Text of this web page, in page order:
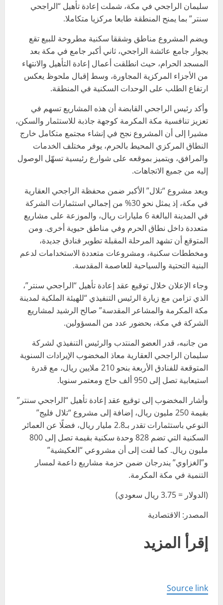
سليمان الراجحي في مكة، شملت إعادة تأهيل “الراجحي
سنتر” بما يمنح المنطقة طابعا مركزيا متكاملا.
ويضم المشروع مناطق وشققا سكنية مطروحة للبيع تقع
بجوار جامع عائشة الراجحي، ثاني أكبر جامع في مكة بعد
المسجد الحرام، حيث انطلقت أعمال إعادة التأهيل والانتهاء
من الأجزاء المركزية المجاورة، وسط إقبال ملحوظ يعكس
ارتفاع الطلب على الوحدات السكنية في المنطقة.
وأكد رئيس الراجحي القابضة أن هذه المشاريع تسهم في
تعزيز تنافسية مكة المكرمة كوجهة جاذبة للاستثمار والسكن،
مشيرا إلى أن المشروع نجح في إنشاء مجتمع متكامل خارج
النطاق المركزي المحيط بالحرم، يوفر مختلف الخدمات
والمرافق، ويتميز بموقعه على شوارع رئيسية تسهّل الوصول
إليه من جميع الاتجاهات.
ويعد مشروع “تلال” الأكبر ضمن محفظة الراجحي العقارية
في مكة، إذ يمثل نحو 30% من إجمالي استثمارات الشركة
في المدينة البالغة 6 مليارات ريال، والموزعة على مشاريع
متعددة داخل نطاق الحرم وفي مناطق حيوية أخرى. ومن
المتوقع أن تشهد المرحلة المقبلة تطوير فنادق جديدة،
ومخططات سكنية، ومشروعات متعددة الاستخدامات لدعم
البنية التحتية والسياحية للعاصمة المقدسة.
وجاء الإعلان خلال توقيع عقد إعادة تأهيل “الراجحي سنتر”،
الذي تزامن مع زيارة الرئيس التنفيذي “للهيئة الملكية لمدينة
مكة المكرمة والمشاعر المقدسة” صالح الرشيد لمشاريع
الشركة في مكة، بحضور عدد من المسؤولين.
من جانبه، قدر العضو المنتدب والرئيس التنفيذي لشركة
سليمان الراجحي العقارية معاذ المخضوب الإيرادات السنوية
المتوقعة للفنادق الأربعة بنحو 210 ملايين ريال، مع قدرة
استيعابية تصل إلى 950 ألف حاج ومعتمر سنويا.
وأشار المخضوب إلى توقيع عقد إعادة تأهيل “الراجحي سنتر”
بقيمة 250 مليون ريال، إضافة إلى مشروع “تلال فليج”
النوعي باستثمارات تقدر بـ2.8 مليار ريال، فضلًا عن العمائر
السكنية التي تضم 828 وحدة سكنية بقيمة تصل إلى 800
مليون ريال. كما لفت إلى أن مشروعي “العكيشية”
و”الغزاوي” يندرجان ضمن حزمة مشاريع داعمة لمسار
التنمية في مكة المكرمة.
(الدولار = 3.75 ريال سعودي)
المصدر: الاقتصادية
إقرأ المزيد
Source link